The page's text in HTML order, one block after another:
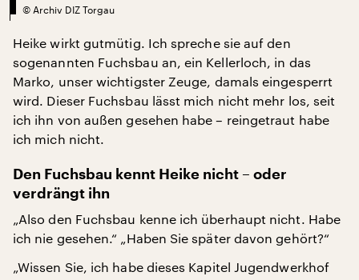
© Archiv DIZ Torgau
Heike wirkt gutmütig. Ich spreche sie auf den
sogenannten Fuchsbau an, ein Kellerloch, in das
Marko, unser wichtigster Zeuge, damals eingesperrt
wird. Dieser Fuchsbau lässt mich nicht mehr los, seit
ich ihn von außen gesehen habe – reingetraut habe
ich mich nicht.
Den Fuchsbau kennt Heike nicht – oder
verdrängt ihn
„Also den Fuchsbau kenne ich überhaupt nicht. Habe
ich nie gesehen.“ „Haben Sie später davon gehört?“
„Wissen Sie, ich habe dieses Kapitel Jugendwerkhof